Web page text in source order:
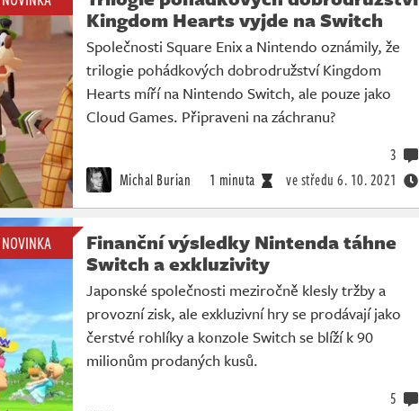
Kingdom Hearts vyjde na Switch
Společnosti Square Enix a Nintendo oznámily, že
trilogie pohádkových dobrodružství Kingdom
Hearts míří na Nintendo Switch, ale pouze jako
Cloud Games. Připraveni na záchranu?
Michal Burian 1 minuta ve středu 6. 10. 2021
3
NOVINKA
Finanční výsledky Nintenda táhne
Switch a exkluzivity
Japonské společnosti meziročně klesly tržby a
provozní zisk, ale exkluzivní hry se prodávají jako
čerstvé rohlíky a konzole Switch se blíží k 90
milionům prodaných kusů.
5